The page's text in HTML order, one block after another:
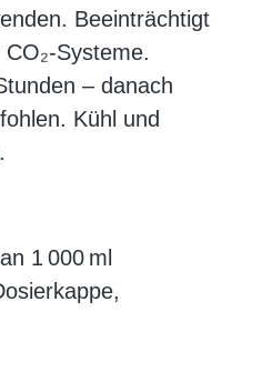
Beeinträchtigt
Systeme.
– danach
Kühl und
1 000 ml